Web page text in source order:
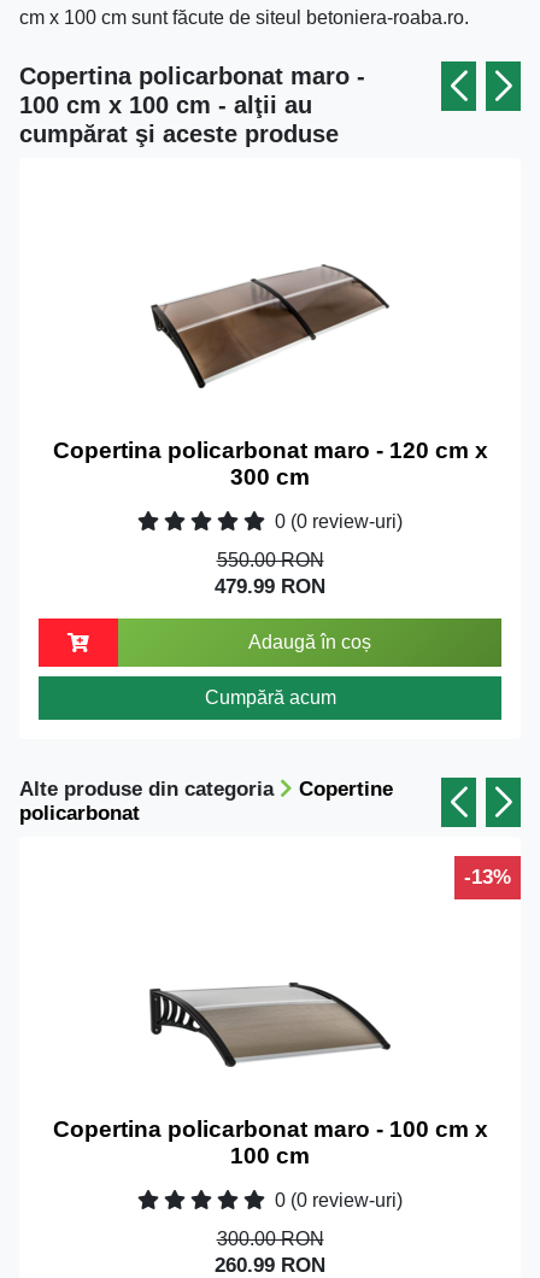
cm x 100 cm sunt făcute de siteul betoniera-roaba.ro.
Copertina policarbonat maro -
100 cm x 100 cm - alţii au
cumpărat şi aceste produse
Copertina policarbonat maro - 120 cm x
300 cm
0 (0 review-uri)
550.00 RON
479.99 RON
Adaugă în coș
Cumpără acum
Alte produse din categoria
Copertine
policarbonat
-13%
Copertina policarbonat maro - 100 cm x
100 cm
0 (0 review-uri)
300.00 RON
260.99 RON